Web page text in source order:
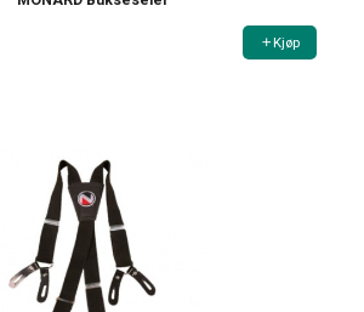
Kjøp